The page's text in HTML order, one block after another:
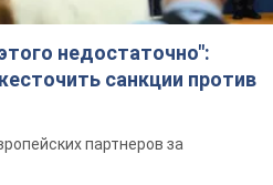
недостаточно":
санкции против
партнеров за